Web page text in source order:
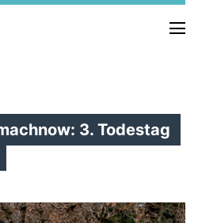
3. Todestag